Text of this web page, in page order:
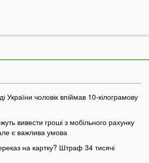
України чоловік впіймав 10-кілограмову
вивести гроші з мобільного рахунку
є важлива умова
на картку? Штраф 34 тисячі